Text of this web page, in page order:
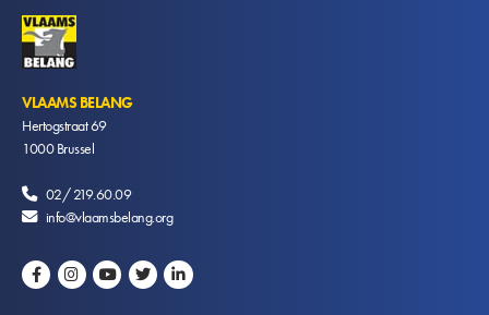
VLAAMS BELANG
Hertogstraat 69
1000 Brussel
02/ 219.60.09
info@vlaamsbelang.org